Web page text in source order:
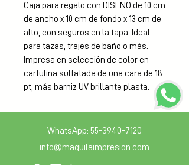
Caja para regalo con DISEÑO de 10 cm
de ancho x 10 cm de fondo x 13 cm de
alto, con seguros en la tapa. Ideal
para tazas, trajes de baño o más.
Impresa en selección de color en
cartulina sulfatada de una cara de 18
pt, más barniz UV brillante plasta.
WhatsApp: 55-3940-7120
info@maquilaimpresion.com